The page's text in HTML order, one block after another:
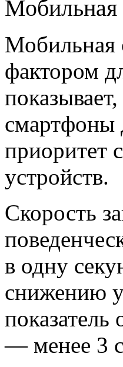
Мобильная
Мобильная
фактором
смартфоны
приоритет
устройств.
Скорость
в одну
снижению
показатель
— менее 3